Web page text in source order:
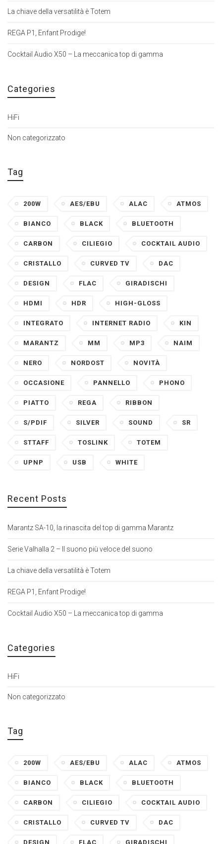
La chiave della versatilità è Totem
REGA P1, Enfant Prodige!
Cocktail Audio X50 – La meccanica top di gamma
Categories
HiFi
Non categorizzato
Tag
200W AES/EBU ALAC ATMOS
BIANCO BLACK BLUETOOTH
CARBON CILIEGIO COCKTAIL AUDIO
CRISTALLO CURVED TV DAC
DESIGN FLAC GIRADISCHI
HDMI HDR HIGH-GLOSS
INTEGRATO INTERNET RADIO KIN
MARANTZ MM MP3 NAIM
NERO NORDOST NOVITÀ
OCCASIONE PANNELLO PHONO
PIATTO REGA RIBBON
S/PDIF SILVER SOUND SR
STTAFF TOSLINK TOTEM
UPNP USB WHITE
Recent Posts
Marantz SA-10, la rinascita del top di gamma Marantz
Serie Valhalla 2 – Il suono più veloce del suono
La chiave della versatilità è Totem
REGA P1, Enfant Prodige!
Cocktail Audio X50 – La meccanica top di gamma
Categories
HiFi
Non categorizzato
Tag
200W AES/EBU ALAC ATMOS
BIANCO BLACK BLUETOOTH
CARBON CILIEGIO COCKTAIL AUDIO
CRISTALLO CURVED TV DAC
DESIGN FLAC GIRADISCHI